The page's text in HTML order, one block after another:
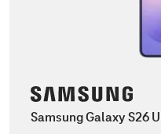
Samsung Galaxy S26